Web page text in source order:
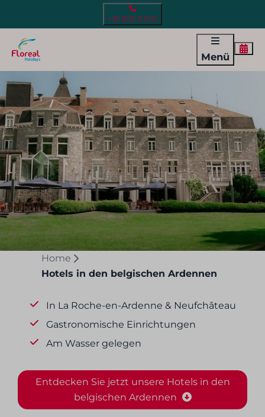
+32 800 11 505
Menü
Home
Hotels in den belgischen Ardennen
In La Roche-en-Ardenne & Neufchâteau
Gastronomische Einrichtungen
Am Wasser gelegen
Entdecken Sie jetzt unsere Hotels in den
belgischen Ardennen